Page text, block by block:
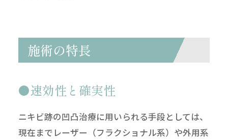
施術の特長
速効性と確実性
ニキビ跡の凹凸治療に用いられる手段としては、
現在までレーザー（フラクショナル系）や外用系